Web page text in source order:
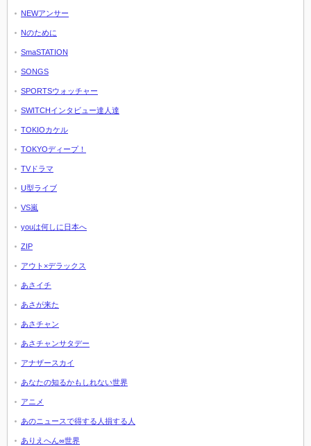
NEWアンサー
Nのために
SmaSTATION
SONGS
SPORTSウォッチャー
SWITCHインタビュー達人達
TOKIOカケル
TOKYOディープ！
TVドラマ
U型ライブ
VS嵐
youは何しに日本へ
ZIP
アウト×デラックス
あさイチ
あさが来た
あさチャン
あさチャンサタデー
アナザースカイ
あなたの知るかもしれない世界
アニメ
あのニュースで得する人損する人
ありえへん∞世界